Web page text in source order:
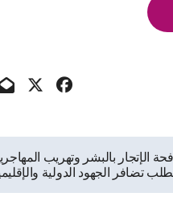
الإتجار بالبشر وتهريب
تضافر الجهود الدولية